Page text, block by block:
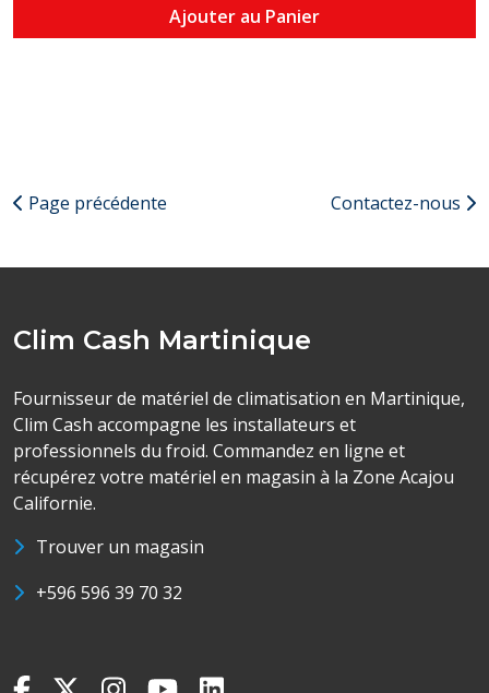
Ajouter au Panier
Page précédente Contactez-nous
Clim Cash Martinique
Fournisseur de matériel de climatisation en Martinique,
Clim Cash accompagne les installateurs et
professionnels du froid. Commandez en ligne et
récupérez votre matériel en magasin à la Zone Acajou
Californie.
Trouver un magasin
+596 596 39 70 32